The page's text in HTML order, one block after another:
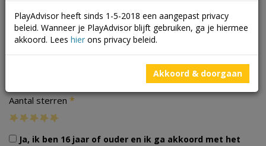
Aantal sterren *
Ja, ik ben 16 jaar of ouder en ik ga akkoord met het
PlayAdvisor heeft sinds 1-5-2018 een aangepast privacy
beleid. Wanneer je PlayAdvisor blijft gebruiken, ga je hiermee
akkoord. Lees hier ons privacy beleid.
Akkoord & doorgaan